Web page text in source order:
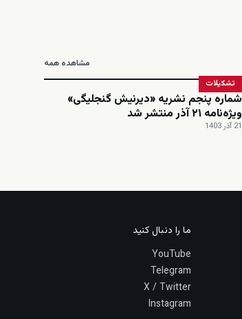
مشاهده همه
تشکیلات
شماره پنجم نشریه «دیرنیش گنجلیگی»
ویژه‌نامه ۲۱ آذر منتشر شد
21 آذر 1403
ما را دنبال کنید
YouTube
Telegram
X / Twitter
Instagram